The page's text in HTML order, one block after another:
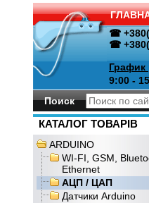
☎
☎
График
9:00 -
Поиск
КАТАЛОГ ТОВАРІВ
ARDUINO
WI-FI, GSM,
Ethernet
АЦП / ЦАП
Датчики Arduino